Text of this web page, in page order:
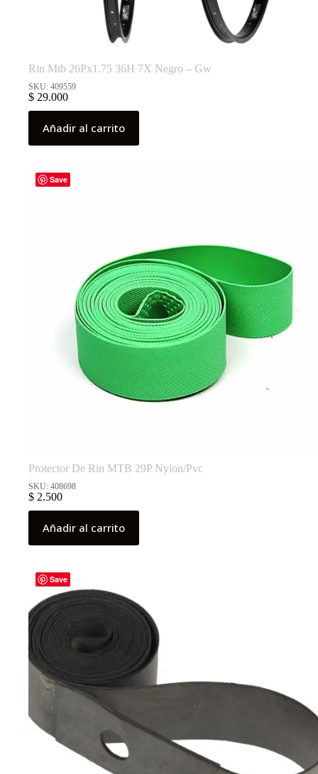
Rin Mtb 26Px1.75 36H 7X Negro – Gw
SKU: 409559
$ 29.000
Añadir al carrito
Save
Protector De Rin MTB 29P Nylon/Pvc
SKU: 408698
$ 2.500
Añadir al carrito
Save